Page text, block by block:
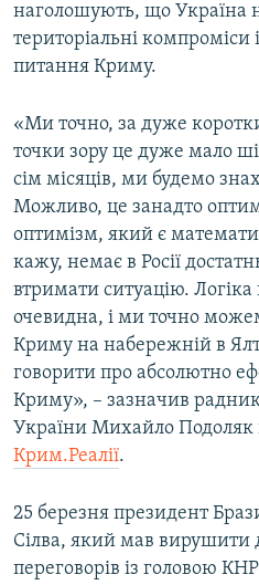
наголошують, що Україна
територіальні компроміси
питання Криму.
«Ми точно, за дуже
точки зору це дуже мало
сім місяців, ми будемо
Можливо, це занадто
оптимізм, який є
кажу, немає в Росії
втримати ситуацію.
очевидна, і ми точно
Криму на набережній в
говорити про абсолютно
Криму», – зазначив
України Михайло Подоляк
Крим.Реалії.
25 березня президент
Сілва, який мав вирушити
переговорів із головою